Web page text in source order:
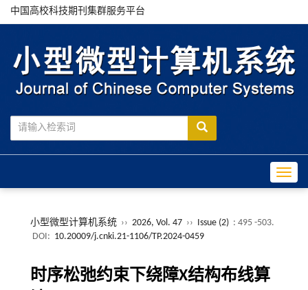
中国高校科技期刊集群服务平台
小型微型计算机系统 ›› 2026, Vol. 47 ›› Issue (2) : 495 -503.
DOI: 10.20009/j.cnki.21-1106/TP.2024-0459
时序松弛约束下绕障X结构布线算